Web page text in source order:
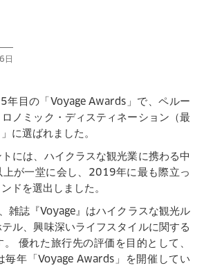
日
年目の「Voyage Awards 」で、ペルー
ノミック・ディスティネーション（最
に選ばれました。
には、ハイクラスな観光業に携わる中
上が一堂に会し、 2019年に最も際立っ
ドを選出しました。
雑誌『Voyage』はハイクラスな観光ル
ル、興味深いライフスタイルに関する
優れた旅行先の評価を目的として、
毎年「Voyage Awards 」を開催してい